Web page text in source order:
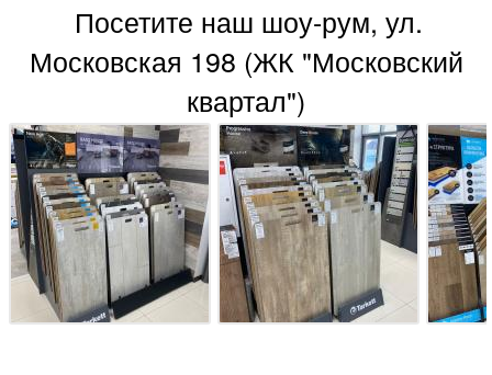
Посетите наш шоу-рум, ул.
Московская 198 (ЖК "Московский
квартал")